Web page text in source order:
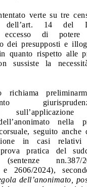
verte su tre
dell’art. 14 del
eccesso di potere
dei presupposti e
quanto rispetto alle
sussiste la
nella
seguito anche
in casi relativi
prova pratica del
nn.387/
e 2606/2024),
dell’anonimato,